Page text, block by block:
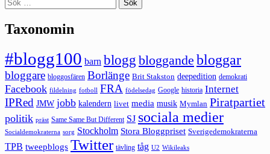
efter:
Taxonomin
#blogg100 barn blogg bloggande bloggar
bloggare bloggosfären Borlänge Brit Stakston deepedition demokrati
Facebook fildelning fotboll FRA födelsedag Google historia Internet
IPRed JMW jobb kalendern livet media musik Mymlan Piratpartiet
politik präst Same Same But Different SJ sociala medier
Socialdemokraterna sorg Stockholm Stora Bloggpriset Sverigedemokraterna
TPB tweepblogs Twitter tävling tåg U2 Wikileaks